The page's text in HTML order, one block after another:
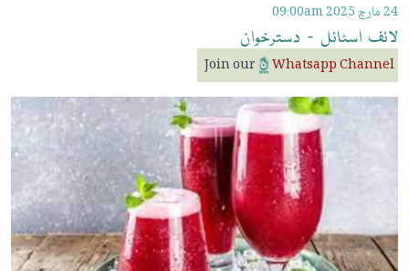
24 مارچ 2025 09:00am
لائف اسٹائل - دسترخوان
Join our Whatsapp Channel